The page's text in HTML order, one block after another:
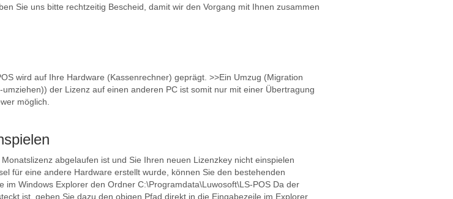
Sie uns bitte rechtzeitig Bescheid, damit wir den Vorgang mit Ihnen zusammen
wird auf Ihre Hardware (Kassenrechner) geprägt. >>Ein Umzug (Migration
der Lizenz auf einen anderen PC ist somit nur mit einer Übertragung
möglich.
abgelaufen ist und Sie Ihren neuen Lizenzkey nicht einspielen
für eine andere Hardware erstellt wurde, können Sie den bestehenden
im Windows Explorer den Ordner C:\Programdata\Luwosoft\LS-POS Da der
ist, geben Sie dazu den obigen Pfad direkt in die Eingabezeile im Explorer